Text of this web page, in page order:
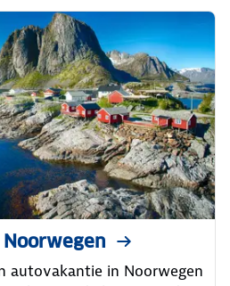
autovakantie in Noorwegen